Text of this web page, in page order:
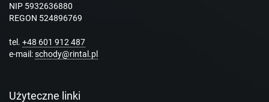
NIP 5932636880
REGON 524896769
tel. +48 601 912 487
e-mail:schody@rintal.pl
Użyteczne linki